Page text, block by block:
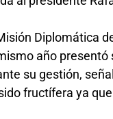
Diplomática
año
su gestión,
fructífera ya